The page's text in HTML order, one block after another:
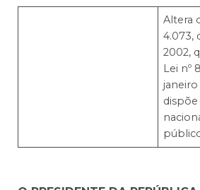
Altera
4.073,
2002,
Lei nº
janeiro